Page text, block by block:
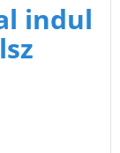
indul